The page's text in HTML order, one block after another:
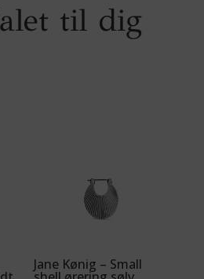
til dig
Jane Kønig – Small